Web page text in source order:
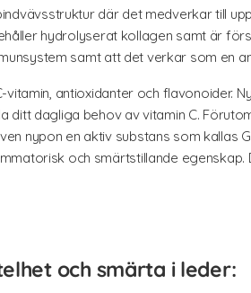
där det medverkar till
hydrolyserat kollagen samt är
samt att det verkar som en
vitamin, antioxidanter och flavonoider.
dagliga behov av vitamin C.
nypon en aktiv substans som
och smärtstillande
och smärta i leder: